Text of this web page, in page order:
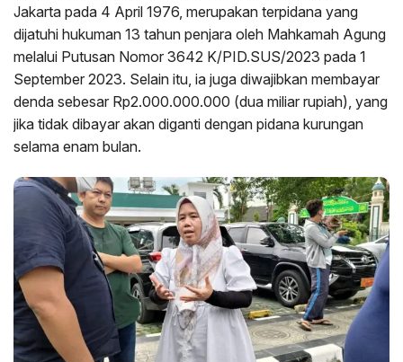
Jakarta pada 4 April 1976, merupakan terpidana yang
dijatuhi hukuman 13 tahun penjara oleh Mahkamah Agung
melalui Putusan Nomor 3642 K/PID.SUS/2023 pada 1
September 2023. Selain itu, ia juga diwajibkan membayar
denda sebesar Rp2.000.000.000 (dua miliar rupiah), yang
jika tidak dibayar akan diganti dengan pidana kurungan
selama enam bulan.